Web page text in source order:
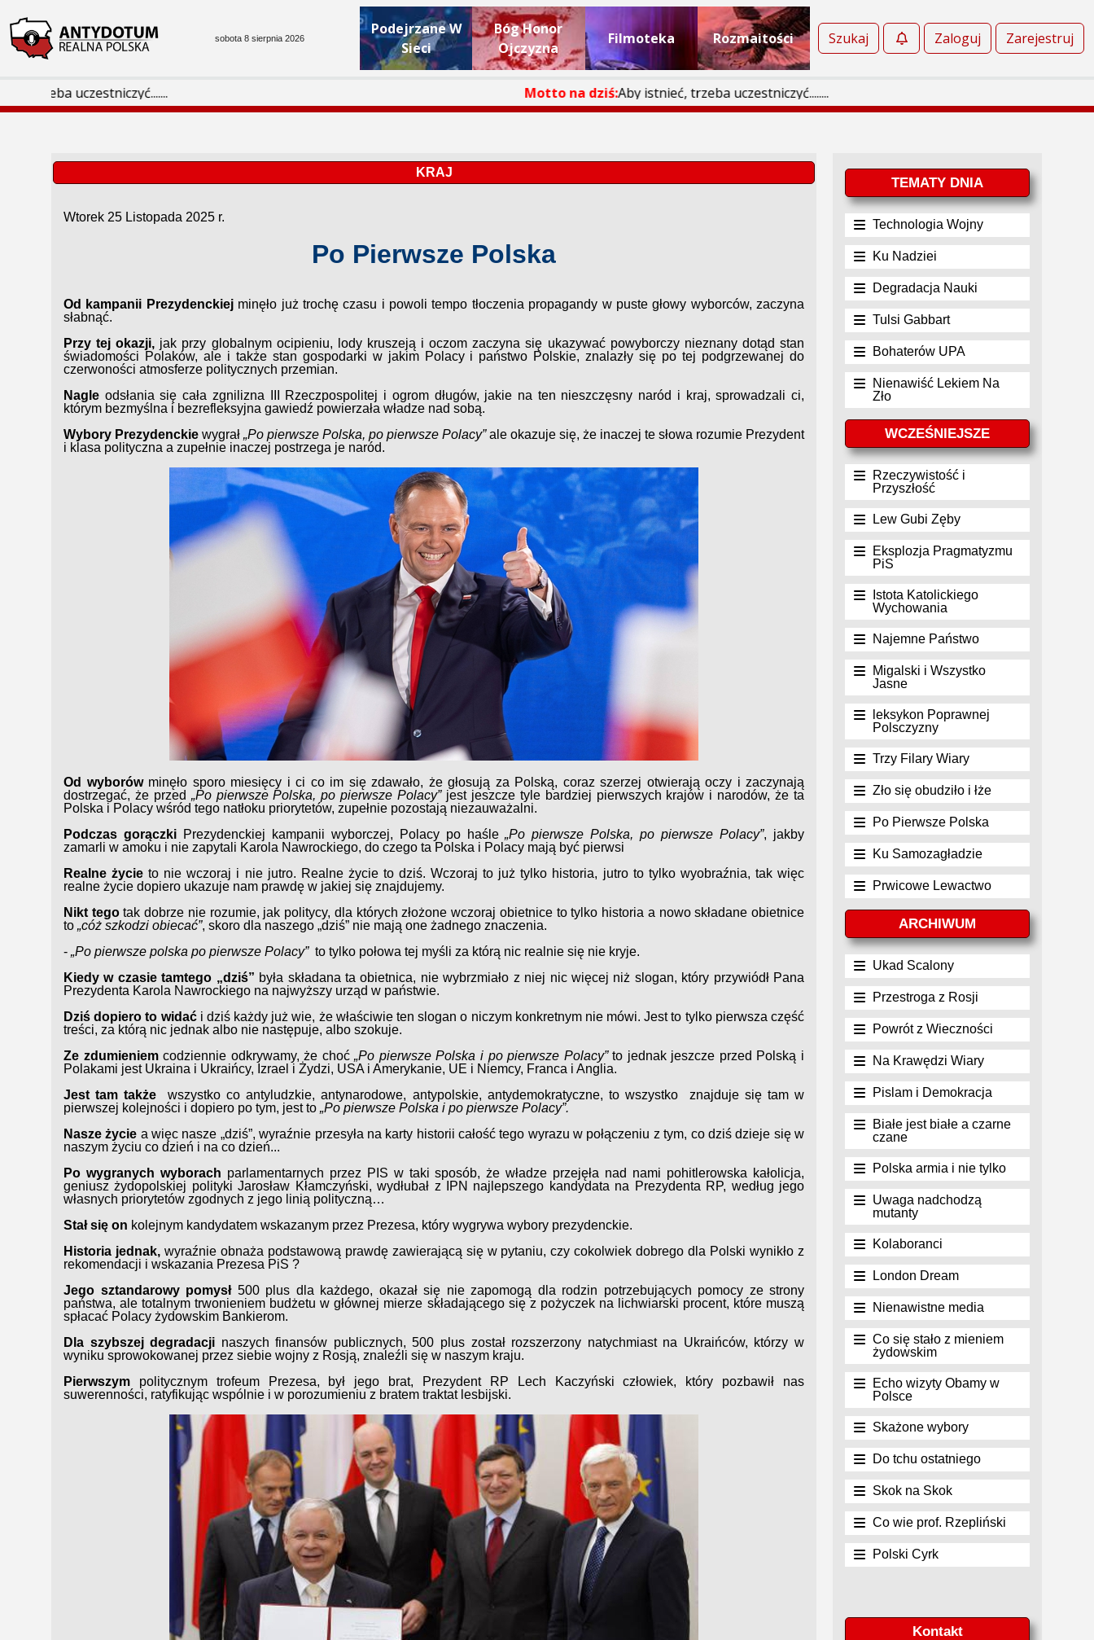
sobota 8 sierpnia 2026
Podejrzane W
Sieci
Bóg Honor
Ojczyzna
Filmoteka Rozmaitości Szukaj Zaloguj Zarejestruj
Motto na dziś:Aby istnieć, trzeba uczestniczyć........
KRAJ
Wtorek 25 Listopada 2025 r.
Po Pierwsze Polska
Od kampanii Prezydenckiejminęło już trochę czasu i powoli tempo tłoczenia propagandy w puste głowy wyborców, zaczyna
słabnąć.
Przy tej okazji, jak przy globalnym ocipieniu, lody kruszeją i oczom zaczyna się ukazywać powyborczy nieznany dotąd stan
świadomości Polaków, ale i także stan gospodarki w jakim Polacy i państwo Polskie, znalazły się po tej podgrzewanej do
czerwoności atmosferze politycznych przemian.
Nagle odsłania się cała zgnilizna III Rzeczpospolitej i ogrom długów, jakie na ten nieszczęsny naród i kraj, sprowadzali ci,
którym bezmyślna i bezrefleksyjna gawiedź powierzała władze nad sobą.
Wybory Prezydenckie wygrał„Po pierwsze Polska, po pierwsze Polacy”ale okazuje się, że inaczej te słowa rozumie Prezydent
i klasa polityczna a zupełnie inaczej postrzega je naród.
Od wyborówminęło sporo miesięcy i ci co im się zdawało, że głosują za Polską, coraz szerzej otwierają oczy i zaczynają
dostrzegać, że przed „Po pierwsze Polska, po pierwsze Polacy”jest jeszcze tyle bardziej pierwszych krajów i narodów, że ta
Polska i Polacy wśród tego natłoku priorytetów, zupełnie pozostają niezauważalni.
Podczas gorączkiPrezydenckiej kampanii wyborczej, Polacy po haśle„Po pierwsze Polska, po pierwsze Polacy”, jakby
zamarli w amoku i nie zapytali Karola Nawrockiego, do czego ta Polska i Polacy mają być pierwsi
Realne życie to nie wczoraj i nie jutro. Realne życie to dziś. Wczoraj to już tylko historia, jutro to tylko wyobraźnia, tak więc
realne życie dopiero ukazuje nam prawdę w jakiej się znajdujemy.
Nikt tegotak dobrze nie rozumie, jak politycy, dla których złożone wczoraj obietnice to tylko historia a nowo składane obietnice
to „cóż szkodzi obiecać”, skoro dla naszego „dziś” nie mają one żadnego znaczenia.
- „Po pierwsze polska po pierwsze Polacy” to tylko połowa tej myśli za którą nic realnie się nie kryje.
Kiedy w czasie tamtego „dziś” była składana ta obietnica, nie wybrzmiało z niej nic więcej niż slogan, który przywiódł Pana
Prezydenta Karola Nawrockiego na najwyższy urząd w państwie.
Dziś dopiero to widaći dziś każdy już wie, że właściwie ten slogan o niczym konkretnym nie mówi.Jest to tylko pierwsza część
treści, za którą nic jednak albo nie następuje, albo szokuje.
Ze zdumieniemcodziennie odkrywamy, że choć„Po pierwsze Polska i po pierwsze Polacy”to jednak jeszcze przed Polską i
Polakami jest Ukraina i Ukraińcy, Izrael i Żydzi, USA i Amerykanie, UE i Niemcy, Franca i Anglia.
Jest tam także
wszystko co antyludzkie, antynarodowe, antypolskie, antydemokratyczne, to wszystko znajduje się tam w
pierwszej kolejności i dopiero po tym, jest to „Po pierwsze Polska i po pierwsze Polacy”.
Nasze życie a więc nasze „dziś”, wyraźnie przesyła na karty historii całość tego wyrazu w połączeniu z tym, co dziś dzieje się w
naszym życiu co dzień i na co dzień...
Po wygranych wyborach parlamentarnych przez PIS w taki sposób, że władze przejęła nad nami pohitlerowska kałolicja,
geniusz żydopolskiej polityki Jarosław Kłamczyński, wydłubał z IPN najlepszego kandydata na Prezydenta RP, według jego
własnych priorytetów zgodnych z jego linią polityczną…
Stał się on kolejnym kandydatem wskazanym przez Prezesa, który wygrywa wybory prezydenckie.
Historia jednak,wyraźnie obnaża podstawową prawdę zawierającą się w pytaniu, czy cokolwiek dobrego dla Polski wynikło z
rekomendacji i wskazania Prezesa PiS ?
Jego sztandarowy pomysł500 plus dla każdego, okazał się nie zapomogą dla rodzin potrzebujących pomocy ze strony
państwa, ale totalnym trwonieniem budżetu w głównej mierze składającego się z pożyczek na lichwiarski procent, które muszą
spłacać Polacy żydowskim Bankierom.
Dla szybszej degradacji naszych finansów publicznych, 500 plus został rozszerzony natychmiast na Ukraińców, którzy w
wyniku sprowokowanej przez siebie wojny z Rosją, znaleźli się w naszym kraju.
Pierwszym politycznym trofeum Prezesa, był jego brat, Prezydent RP Lech Kaczyński człowiek, który pozbawił nas
suwerenności, ratyfikując wspólnie i w porozumieniu z bratem traktat lesbijski.
TEMATY DNIA
Technologia Wojny
Ku Nadziei
Degradacja Nauki
Tulsi Gabbart
Bohaterów UPA
Nienawiść Lekiem Na
Zło
WCZEŚNIEJSZE
Rzeczywistość i
Przyszłość
Lew Gubi Zęby
Eksplozja Pragmatyzmu
PiS
Istota Katolickiego
Wychowania
Najemne Państwo
Migalski i Wszystko
Jasne
leksykon Poprawnej
Polsczyzny
Trzy Filary Wiary
Zło się obudziło i łże
Po Pierwsze Polska
Ku Samozagładzie
Prwicowe Lewactwo
ARCHIWUM
Ukad Scalony
Przestroga z Rosji
Powrót z Wieczności
Na Krawędzi Wiary
Pislam i Demokracja
Białe jest białe a czarne
czane
Polska armia i nie tylko
Uwaga nadchodzą
mutanty
Kolaboranci
London Dream
Nienawistne media
Co się stało z mieniem
żydowskim
Echo wizyty Obamy w
Polsce
Skażone wybory
Do tchu ostatniego
Skok na Skok
Co wie prof. Rzepliński
Polski Cyrk
Kontakt